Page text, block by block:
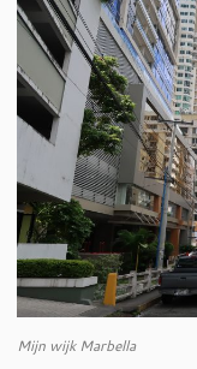
Mijn wijk Marbella